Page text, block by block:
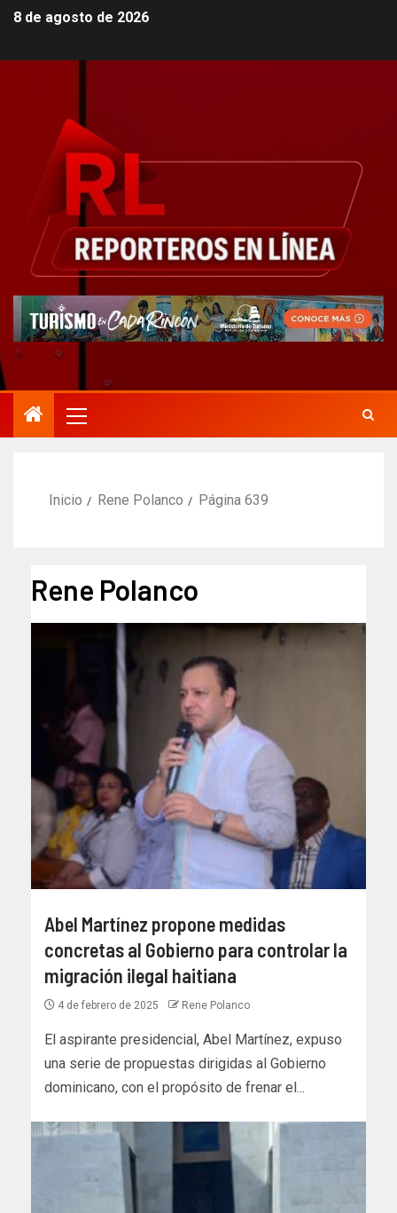
8 de agosto de 2026
Inicio Rene Polanco Página 639
Rene Polanco
Abel Martínez propone medidas
concretas al Gobierno para controlar la
migración ilegal haitiana
4 de febrero de 2025 Rene Polanco
El aspirante presidencial, Abel Martínez, expuso
una serie de propuestas dirigidas al Gobierno
dominicano, con el propósito de frenar el...